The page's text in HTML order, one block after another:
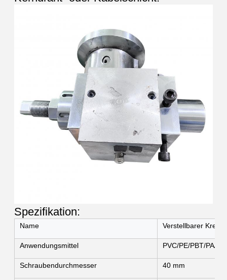
Spezifikation:
Name Verstellbarer
Anwendungsmittel PVC/PE/PBT/PA/
Schraubendurchmesser 40 mm